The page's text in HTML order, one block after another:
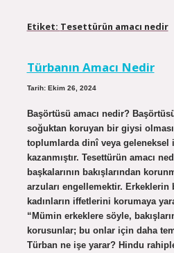
Etiket: Tesettürün amacı nedir
Türbanın Amacı Nedir
Tarih: Ekim 26, 2024
Başörtüsü amacı nedir?
soğuktan koruyan bir giysi
toplumlarda dinî veya geleneksel
kazanmıştır. Tesettürün amacı
başkalarının bakışlarından
arzuları engellemektir. Erkeklerin
kadınların iffetlerini korumaya
“Mümin erkeklere söyle,
korusunlar; bu onlar için daha
Türban ne işe yarar? Hindu